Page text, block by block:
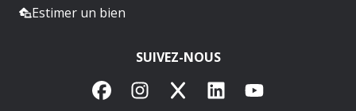
Estimer un bien
SUIVEZ-NOUS
FacebookInstagram
X LinkedInYouTube